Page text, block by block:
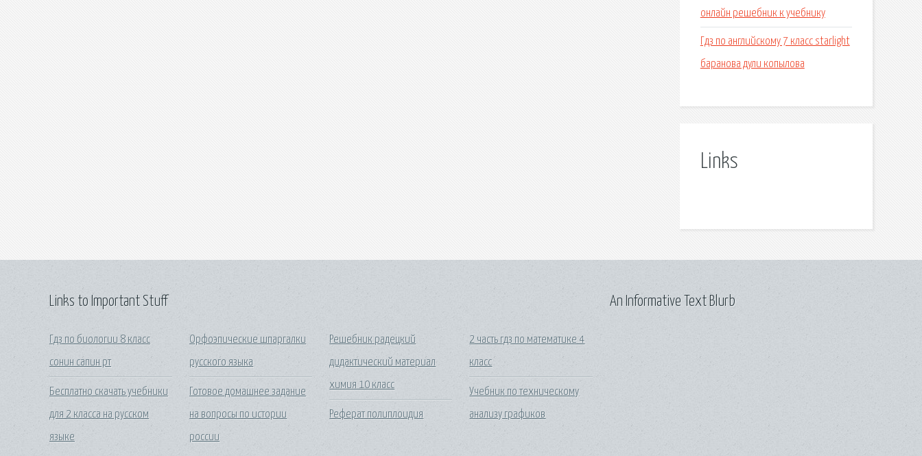
онлайн решебник к учебнику
Гдз по английскому 7 класс starlight
баранова дули копылова
Links
Links to Important Stuff
Гдз по биологии 8 класс
сонин сапин рт
Бесплатно скачать учебники
для 2 класса на русском
языке
Орфоэпические шпаргалки
русского языка
Готовое домашнее задание
на вопросы по истории
россии
Решебник радецкий
дидактический материал
химия 10 класс
Реферат полиплоидия
2 часть гдз по математике 4
класс
Учебник по техническому
анализу графиков
An Informative Text Blurb